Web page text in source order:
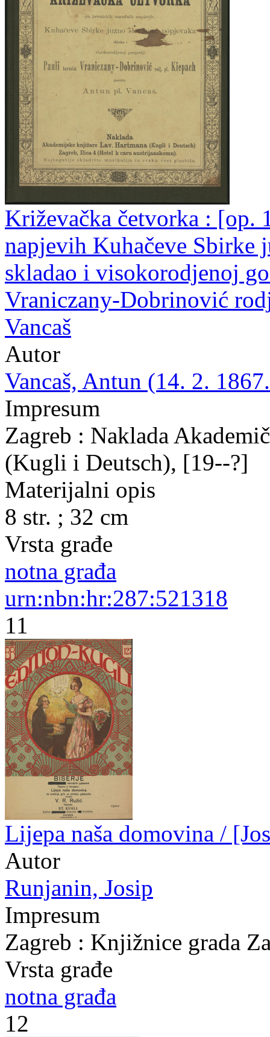
Križevačka četvorka : [op.
napjevih Kuhačeve Sbirke
skladao i visokorodjenoj
Vraniczany-Dobrinović
Vancaš
Autor
Vancaš, Antun (14. 2.
Impresum
Zagreb : Naklada
(Kugli i Deutsch), [19--?]
Materijalni opis
8 str. ; 32 cm
Vrsta građe
notna građa
urn:nbn:hr:287:521318
11
Lijepa naša domovina /
Autor
Runjanin, Josip
Impresum
Zagreb : Knjižnice grada
Vrsta građe
notna građa
12